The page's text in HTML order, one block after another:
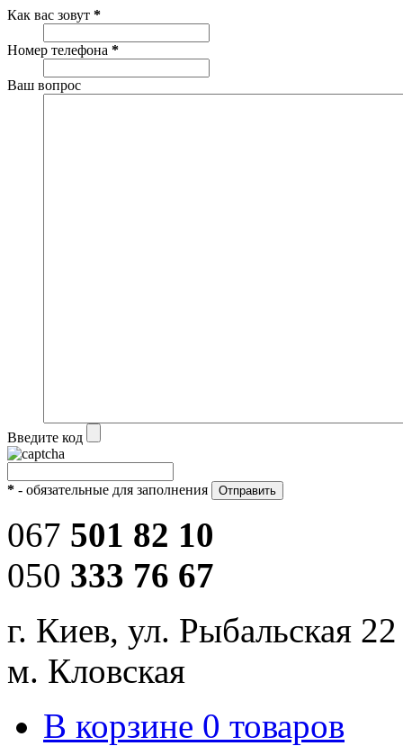
Как вас зовут *
Номер телефона *
Ваш вопрос
Введите код
* - обязательные для заполнения
067 501 82 10
050 333 76 67
г. Киев, ул. Рыбальская 22
м. Кловская
В корзине 0 товаров